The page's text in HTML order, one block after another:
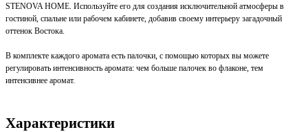
STENOVA HOME. Используйте его для создания исключительной атмосферы в
гостиной, спальне или рабочем кабинете, добавив своему интерьеру загадочный
оттенок Востока.
В комплекте каждого аромата есть палочки, с помощью которых вы можете
регулировать интенсивность аромата: чем больше палочек во флаконе, тем
интенсивнее аромат.
Характеристики